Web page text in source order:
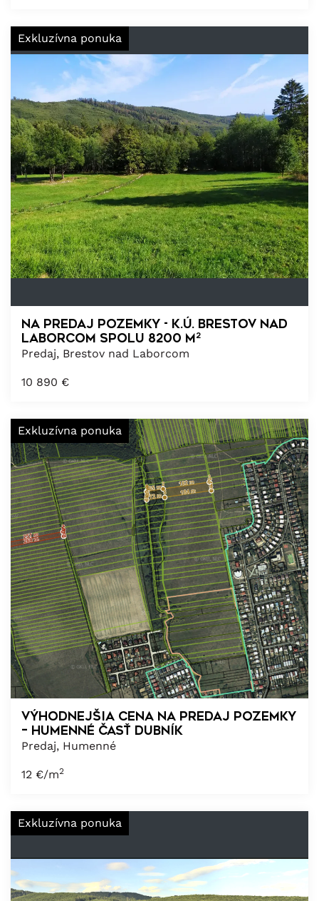
Exkluzívna ponuka
NA PREDAJ POZEMKY - k.ú. BRESTOV NAD
LABORCOM SPOLU 8200 m²
Predaj, Brestov nad Laborcom
10 890 €
Exkluzívna ponuka
VÝHODNEJŠIA CENA NA PREDAJ POZEMKY
– HUMENNÉ časť DUBNÍK
Predaj, Humenné
12 €/m2
Exkluzívna ponuka